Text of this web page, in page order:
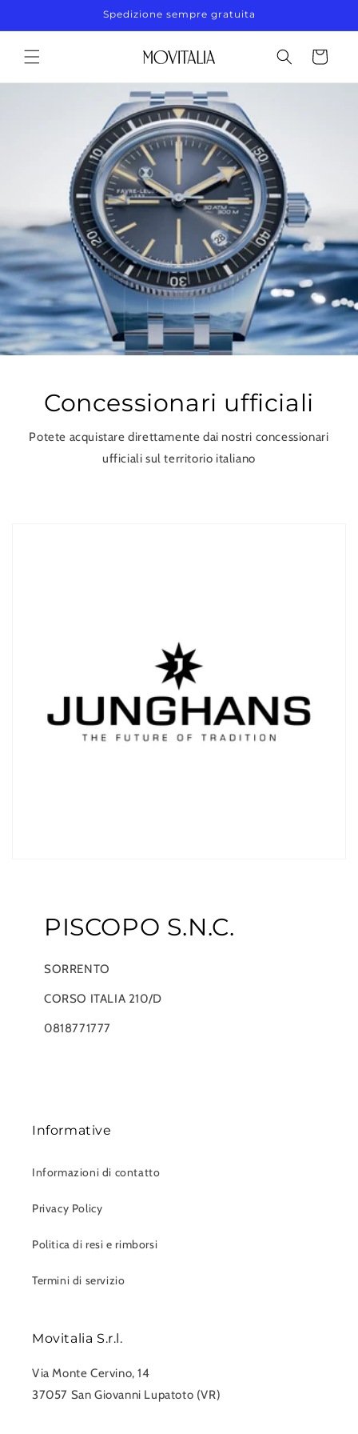
ai contenuti
Spedizione sempre gratuita
Carrello
Concessionari ufficiali
Potete acquistare direttamente dai nostri concessionari
ufficiali sul territorio italiano
PISCOPO S.N.C.
SORRENTO
CORSO ITALIA 210/D
0818771777
Informative
Informazioni di contatto
Privacy Policy
Politica di resi e rimborsi
Termini di servizio
Movitalia S.r.l.
Via Monte Cervino, 14
37057 San Giovanni Lupatoto (VR)